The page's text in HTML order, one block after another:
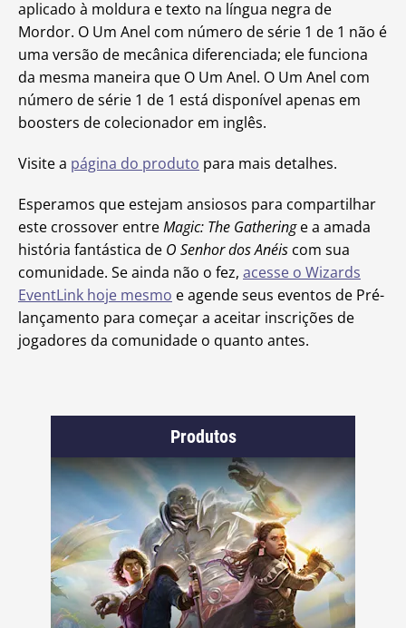
aplicado à moldura e texto na língua negra de
Mordor. O Um Anel com número de série 1 de 1 não é
uma versão de mecânica diferenciada; ele funciona
da mesma maneira que O Um Anel. O Um Anel com
número de série 1 de 1 está disponível apenas em
boosters de colecionador em inglês.
Visite a página do produto para mais detalhes.
Esperamos que estejam ansiosos para compartilhar
este crossover entreMagic: The Gatheringe a amada
história fantástica de O Senhor dos Anéis com sua
comunidade. Se ainda não o fez, acesse o Wizards
EventLink hoje mesmo e agende seus eventos de Pré-
lançamento para começar a aceitar inscrições de
jogadores da comunidade o quanto antes.
Produtos